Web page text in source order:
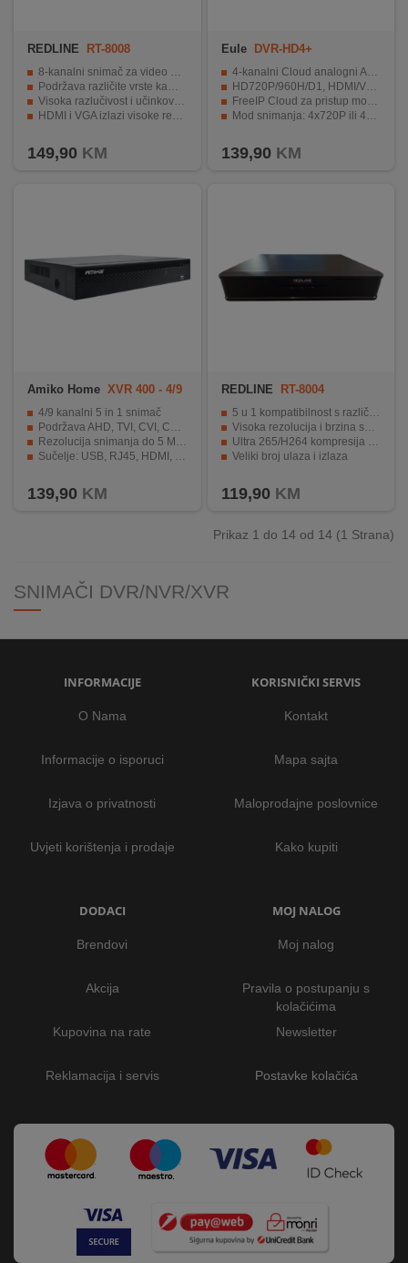
REDLINE RT-8008
8-kanalni snimač za video nadzor
Podržava različite vrste kamera
Visoka razlučivost i učinkovita kompresija slike
HDMI i VGA izlazi visoke rezolucije
149,90 KM
Eule DVR-HD4+
4-kanalni Cloud analogni AHD DVR
HD720P/960H/D1, HDMI/VGA
FreeIP Cloud za pristup mobitela ili laptopa
Mod snimanja: 4x720P ili 4x 960H/D1 ili 2x720P+2x960H/D1
139,90 KM
Amiko Home XVR 400 - 4/9
4/9 kanalni 5 in 1 snimač
Podržava AHD, TVI, CVI, CVBS, IP kamere
Rezolucija snimanja do 5 MPixel-a
Sučelje: USB, RJ45, HDMI, VGA, SATA
139,90 KM
REDLINE RT-8004
5 u 1 kompatibilnost s različitim kamerama
Visoka rezolucija i brzina snimanja
Ultra 265/H264 kompresija slike
Veliki broj ulaza i izlaza
119,90 KM
Prikaz 1 do 14 od 14 (1 Strana)
SNIMAČI DVR/NVR/XVR
INFORMACIJE
O Nama
Informacije o isporuci
Izjava o privatnosti
Uvjeti korištenja i prodaje
KORISNIČKI SERVIS
Kontakt
Mapa sajta
Maloprodajne poslovnice
Kako kupiti
DODACI
Brendovi
Akcija
Kupovina na rate
Reklamacija i servis
MOJ NALOG
Moj nalog
Pravila o postupanju s
kolačićima
Newsletter
Postavke kolačića